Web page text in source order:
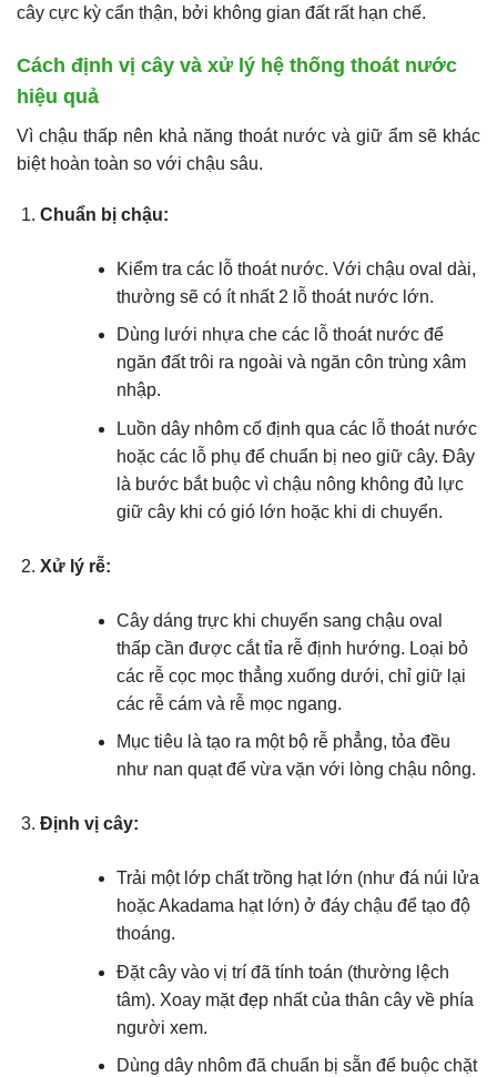
cây cực kỳ cẩn thận, bởi không gian đất rất hạn chế.
Cách định vị cây và xử lý hệ thống thoát nước
hiệu quả
Vì chậu thấp nên khả năng thoát nước và giữ ẩm sẽ khác
biệt hoàn toàn so với chậu sâu.
Chuẩn bị chậu:
Kiểm tra các lỗ thoát nước. Với chậu oval dài,
thường sẽ có ít nhất 2 lỗ thoát nước lớn.
Dùng lưới nhựa che các lỗ thoát nước để
ngăn đất trôi ra ngoài và ngăn côn trùng xâm
nhập.
Luồn dây nhôm cố định qua các lỗ thoát nước
hoặc các lỗ phụ để chuẩn bị neo giữ cây. Đây
là bước bắt buộc vì chậu nông không đủ lực
giữ cây khi có gió lớn hoặc khi di chuyển.
Xử lý rễ:
Cây dáng trực khi chuyển sang chậu oval
thấp cần được cắt tỉa rễ định hướng. Loại bỏ
các rễ cọc mọc thẳng xuống dưới, chỉ giữ lại
các rễ cám và rễ mọc ngang.
Mục tiêu là tạo ra một bộ rễ phẳng, tỏa đều
như nan quạt để vừa vặn với lòng chậu nông.
Định vị cây:
Trải một lớp chất trồng hạt lớn (như đá núi lửa
hoặc Akadama hạt lớn) ở đáy chậu để tạo độ
thoáng.
Đặt cây vào vị trí đã tính toán (thường lệch
tâm). Xoay mặt đẹp nhất của thân cây về phía
người xem.
Dùng dây nhôm đã chuẩn bị sẵn để buộc chặt